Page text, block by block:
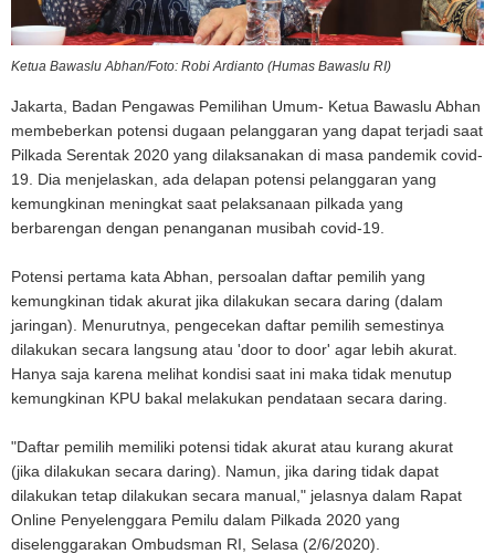
Ketua Bawaslu Abhan/Foto: Robi Ardianto (Humas Bawaslu RI)
Jakarta, Badan Pengawas Pemilihan Umum- Ketua Bawaslu Abhan
membeberkan potensi dugaan pelanggaran yang dapat terjadi saat
Pilkada Serentak 2020 yang dilaksanakan di masa pandemik covid-
19. Dia menjelaskan, ada delapan potensi pelanggaran yang
kemungkinan meningkat saat pelaksanaan pilkada yang
berbarengan dengan penanganan musibah covid-19.
Potensi pertama kata Abhan, persoalan daftar pemilih yang
kemungkinan tidak akurat jika dilakukan secara daring (dalam
jaringan). Menurutnya, pengecekan daftar pemilih semestinya
dilakukan secara langsung atau 'door to door' agar lebih akurat.
Hanya saja karena melihat kondisi saat ini maka tidak menutup
kemungkinan KPU bakal melakukan pendataan secara daring.
"Daftar pemilih memiliki potensi tidak akurat atau kurang akurat
(jika dilakukan secara daring). Namun, jika daring tidak dapat
dilakukan tetap dilakukan secara manual," jelasnya dalam Rapat
Online Penyelenggara Pemilu dalam Pilkada 2020 yang
diselenggarakan Ombudsman RI, Selasa (2/6/2020).